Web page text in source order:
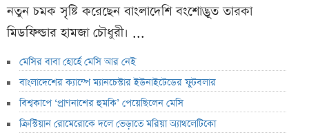
নতুন চমক সৃষ্টি করেছেন বাংলাদেশি বংশোদ্ভূত তারকা
মিডফিল্ডার হামজা চৌধুরী। ...
মেসির বাবা হোর্হে মেসি আর নেই
বাংলাদেশের ক্যাম্পে ম্যানচেস্টার ইউনাইটেডের ফুটবলার
বিশ্বকাপে ‘প্রাণনাশের হুমকি’ পেয়েছিলেন মেসি
ক্রিস্টিয়ান রোমেরোকে দলে ভেড়াতে মরিয়া অ্যাথলেটিকো